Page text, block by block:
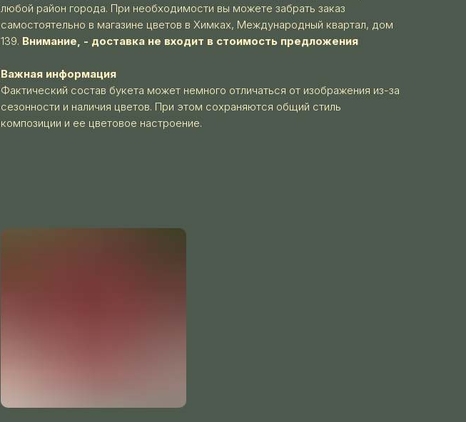
любой район города. При необходимости вы можете забрать заказ
самостоятельно в магазине цветов в Химках, Международный квартал, дом
139. Внимание, - доставка не входит в стоимость предложения
Важная информация
Фактический состав букета может немного отличаться от изображения из-за
сезонности и наличия цветов. При этом сохраняются общий стиль
композиции и ее цветовое настроение.